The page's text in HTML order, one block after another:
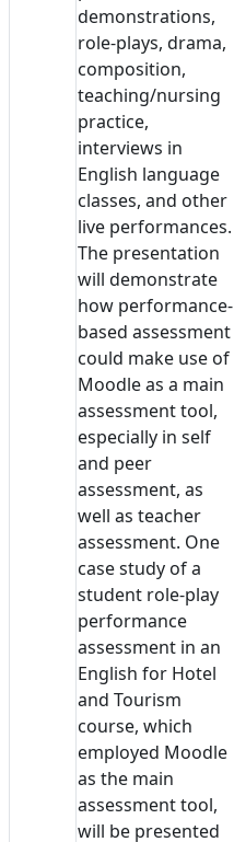
demonstrations,
role-plays, drama,
composition,
teaching/nursing
practice,
interviews in
English language
classes, and other
live performances.
The presentation
will demonstrate
how performance-
based assessment
could make use of
Moodle as a main
assessment tool,
especially in self
and peer
assessment, as
well as teacher
assessment. One
case study of a
student role-play
performance
assessment in an
English for Hotel
and Tourism
course, which
employed Moodle
as the main
assessment tool,
will be presented